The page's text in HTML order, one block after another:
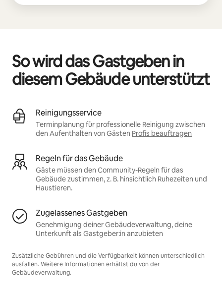
So wird das Gastgeben in
diesem Gebäude unterstützt
Reinigungsservice
Terminplanung für professionelle Reinigung zwischen
den Aufenthalten von Gästen Profis beauftragen
Regeln für das Gebäude
Gäste müssen den Community-Regeln für das
Gebäude zustimmen, z. B. hinsichtlich Ruhezeiten und
Haustieren.
Zugelassenes Gastgeben
Genehmigung deiner Gebäudeverwaltung, deine
Unterkunft als Gastgeber:in anzubieten
Zusätzliche Gebühren und die Verfügbarkeit können unterschiedlich
ausfallen. Weitere Informationen erhältst du von der
Gebäudeverwaltung.